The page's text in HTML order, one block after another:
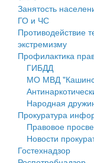
Оценка
Деятельность МУ
Нормативы
Правила
Генеральные
Проекты
Собрание
Занятость
ГО и ЧС
Противодействие
экстремизму
Профилактика
ГИБДД
МО МВД
Народная
Прокуратура
Правовое
Новости
Гостехнадзор